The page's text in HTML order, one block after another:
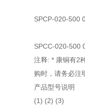
SPCP-020-500
SPCC-020-500
注释: * 康铜有2
购时，请务必注
产品型号说明
(1) (2) (3)